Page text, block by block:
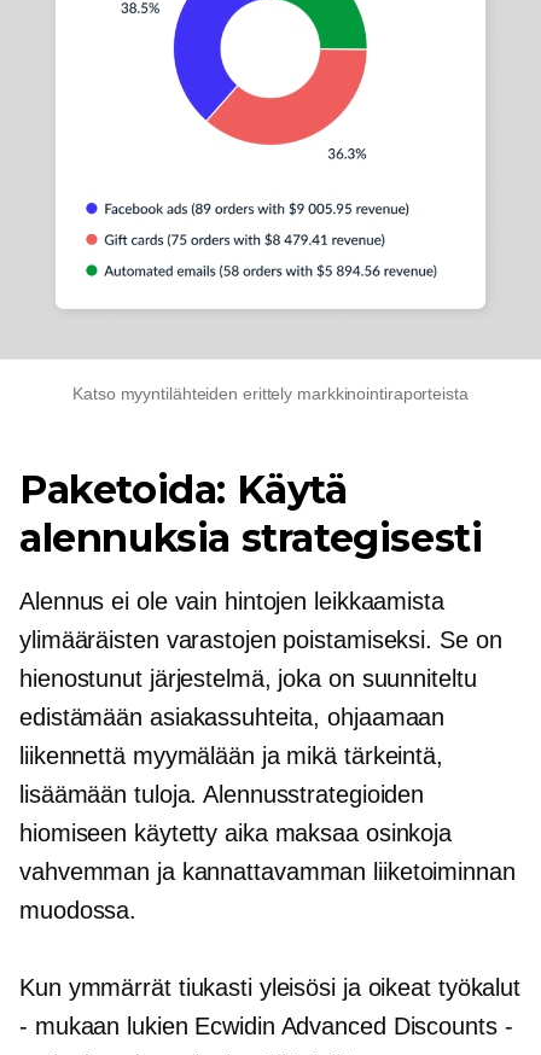
Katso myyntilähteiden erittely markkinointiraporteista
Paketoida: Käytä
alennuksia strategisesti
Alennus ei ole vain hintojen leikkaamista
ylimääräisten varastojen poistamiseksi. Se on
hienostunut järjestelmä, joka on suunniteltu
edistämään asiakassuhteita, ohjaamaan
liikennettä myymälään ja mikä tärkeintä,
lisäämään tuloja. Alennusstrategioiden
hiomiseen käytetty aika maksaa osinkoja
vahvemman ja kannattavamman liiketoiminnan
muodossa.
Kun ymmärrät tiukasti yleisösi ja oikeat työkalut
- mukaan lukien Ecwidin Advanced Discounts -